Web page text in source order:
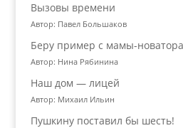
Вызовы времени
Автор: Павел Большаков
Беру пример с мамы-новатора
Автор: Нина Рябинина
Наш дом — лицей
Автор: Михаил Ильин
Пушкину поставил бы шесть!